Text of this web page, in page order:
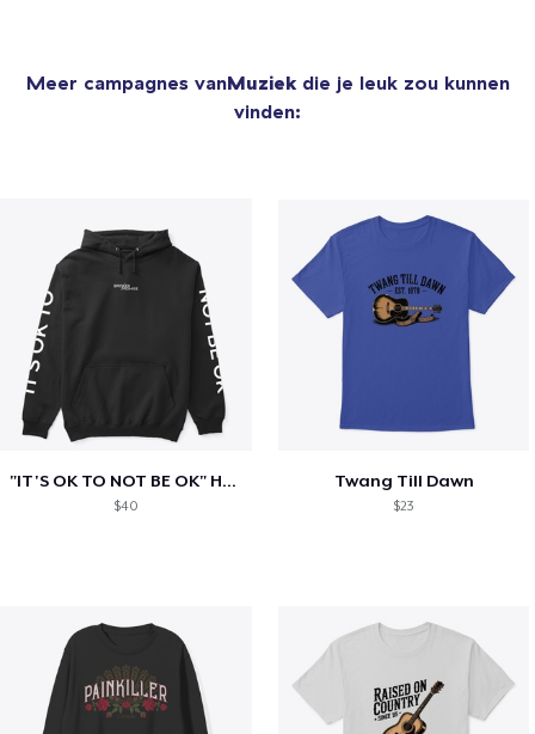
Meer campagnes vanMuziekdie je leuk zou kunnen
vinden:
"IT'S OK TO NOT BE OK" Hoodie (BP LOGO)
$40
Twang Till Dawn
$23